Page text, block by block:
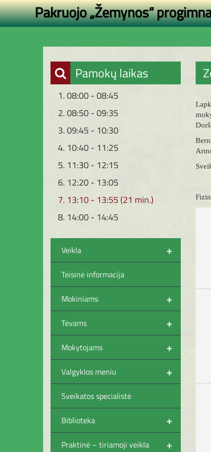
Pakruojo „Žemynos“
Pamokų laikas
1. 08:00 - 08:45
2. 08:50 - 09:35
3. 09:45 - 10:30
4. 10:40 - 11:25
5. 11:30 - 12:15
6. 12:20 - 13:05
7. 13:10 - 13:55 (21 min.)
8. 14:00 - 14:45
+
Veikla
Teisinė informacija
+
Mokiniams
+
Tėvams
+
Mokytojams
+
Valgyklos meniu
Sveikatos specialistė
+
Biblioteka
+
Praktinė – tiriamoji veikla